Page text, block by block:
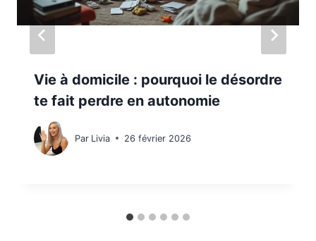
Vie à domicile : pourquoi le désordre
te fait perdre en autonomie
Par Livia 26 février 2026